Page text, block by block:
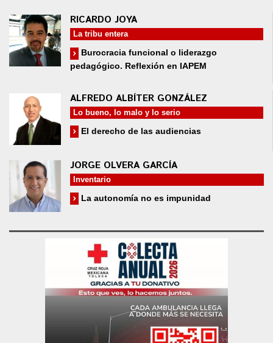
RICARDO JOYA
La tribu entera
Burocracia funcional o liderazgo
pedagógico. Reflexión en IAPEM
ALFREDO ALBÍTER GONZÁLEZ
Lo bueno, lo malo y lo serio
El derecho de las audiencias
JORGE OLVERA GARCÍA
Inventario
La autonomía no es impunidad